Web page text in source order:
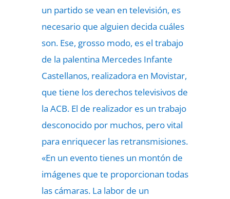
un partido se vean en televisión, es
necesario que alguien decida cuáles
son. Ese, grosso modo, es el trabajo
de la palentina Mercedes Infante
Castellanos, realizadora en Movistar,
que tiene los derechos televisivos de
la ACB. El de realizador es un trabajo
desconocido por muchos, pero vital
para enriquecer las retransmisiones.
«En un evento tienes un montón de
imágenes que te proporcionan todas
las cámaras. La labor de un